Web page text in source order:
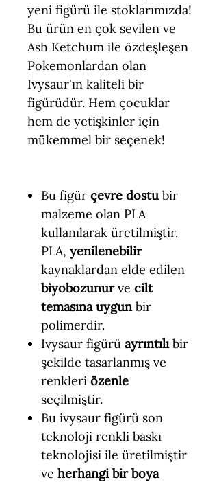
yeni figürü ile stoklarımızda!
Bu ürün en çok sevilen ve
Ash Ketchum ile özdeşleşen
Pokemonlardan olan
Ivysaur'ın kaliteli bir
figürüdür. Hem çocuklar
hem de yetişkinler için
mükemmel bir seçenek!
Bu figür çevre dostu bir
malzeme olan PLA
kullanılarak üretilmiştir.
PLA, yenilenebilir
kaynaklardan elde edilen
biyobozunurve cilt
temasına uygunbir
polimerdir.
Ivysaur figürü ayrıntılıbir
şekilde tasarlanmış ve
renkleri özenle
seçilmiştir.
Bu ivysaur figürü son
teknoloji renkli baskı
teknolojisi ile üretilmiştir
ve herhangi bir boya